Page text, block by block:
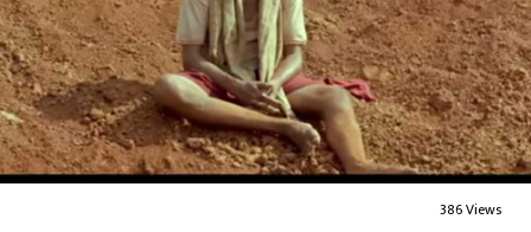
कोकणचं नितळ आकाश, लाल मातीचा गंध, डोंगरामागून उगवणारा सूर्य,
आणि त्याच्या अंगणात उभा आहे एक शेतकरी – डोळ्यांत चिंता, पण चेह
ऱ्यावर श्रद्धा. आणि मग पार्श्वभूमीवर वाजतं...
"देवाक काळजी रे माझ्या, देवाक काळजी रे…"
386 Views